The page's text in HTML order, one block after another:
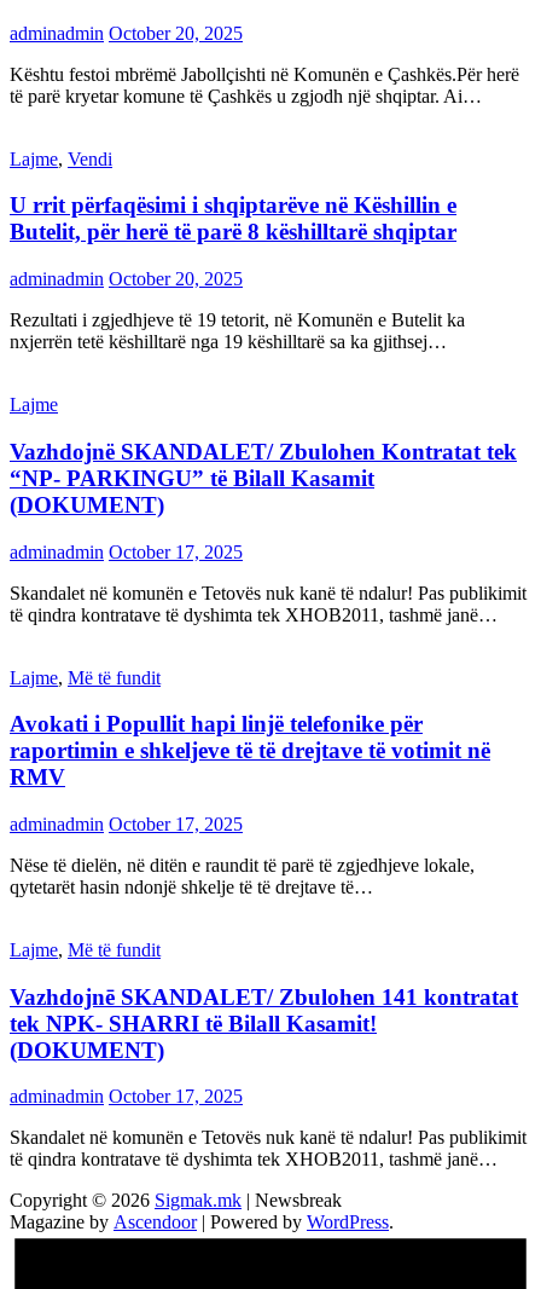
adminadmin October 20, 2025
Kështu festoi mbrëmë Jabollçishti në Komunën e Çashkës.Për herë
të parë kryetar komune të Çashkës u zgjodh një shqiptar. Ai…
Lajme, Vendi
U rrit përfaqësimi i shqiptarëve në Këshillin e
Butelit, për herë të parë 8 këshilltarë shqiptar
adminadmin October 20, 2025
Rezultati i zgjedhjeve të 19 tetorit, në Komunën e Butelit ka
nxjerrën tetë këshilltarë nga 19 këshilltarë sa ka gjithsej…
Lajme
Vazhdojnë SKANDALET/ Zbulohen Kontratat tek
“NP- PARKINGU” të Bilall Kasamit
(DOKUMENT)
adminadmin October 17, 2025
Skandalet në komunën e Tetovës nuk kanë të ndalur! Pas publikimit
të qindra kontratave të dyshimta tek XHOB2011, tashmë janë…
Lajme, Më të fundit
Avokati i Popullit hapi linjë telefonike për
raportimin e shkeljeve të të drejtave të votimit në
RMV
adminadmin October 17, 2025
Nëse të dielën, në ditën e raundit të parë të zgjedhjeve lokale,
qytetarët hasin ndonjë shkelje të të drejtave të…
Lajme, Më të fundit
Vazhdojnē SKANDALET/ Zbulohen 141 kontratat
tek NPK- SHARRI të Bilall Kasamit!
(DOKUMENT)
adminadmin October 17, 2025
Skandalet në komunën e Tetovës nuk kanë të ndalur! Pas publikimit
të qindra kontratave të dyshimta tek XHOB2011, tashmë janë…
Copyright © 2026 Sigmak.mk | Newsbreak
Magazine by Ascendoor| Powered by WordPress.